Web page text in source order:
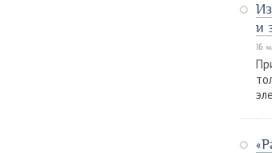
и
16